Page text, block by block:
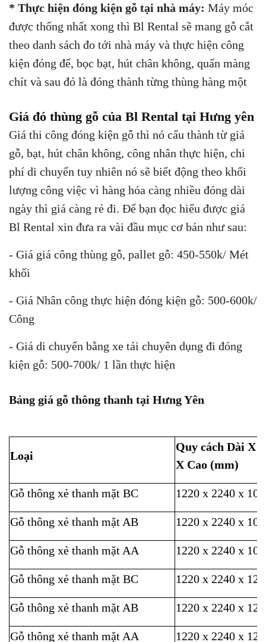
* Thực hiện đóng kiện gỗ tại nhà máy: Máy móc
được thống nhất xong thì Bl Rental sẽ mang gỗ cắt
theo danh sách đo tới nhà máy và thực hiện công
kiện đóng đế, bọc bạt, hút chân không, quấn màng
chít và sau đó là đóng thành từng thùng hàng một
Giá đó thùng gỗ của Bl Rental tại Hưng yên
Giá thi công đóng kiện gỗ thì nó cấu thành từ giá
gỗ, bạt, hút chân không, công nhân thực hiện, chi
phí di chuyển tuy nhiên nó sẽ biết động theo khối
lượng công việc vì hàng hóa càng nhiều đóng dài
ngày thì giá càng rẻ đi. Để bạn đọc hiểu được giá
Bl Rental xin đưa ra vài đầu mục cơ bản như sau:
- Giá giá công thùng gỗ, pallet gỗ: 450-550k/ Mét
khối
- Giá Nhân công thực hiện đóng kiện gỗ: 500-600k/
Công
- Giá di chuyển bằng xe tải chuyên dụng đi đóng
kiện gỗ: 500-700k/ 1 lần thực hiện
Bảng giá gỗ thông thanh tại Hưng Yên
Loại
Quy cách Dài X
X Cao (mm)
Gỗ thông xẻ thanh mặt BC 1220 x 2240 x 10
Gỗ thông xẻ thanh mặt AB 1220 x 2240 x 10
Gỗ thông xẻ thanh mặt AA 1220 x 2240 x 10
Gỗ thông xẻ thanh mặt BC 1220 x 2240 x 12
Gỗ thông xẻ thanh mặt AB 1220 x 2240 x 12
Gỗ thông xẻ thanh mặt AA 1220 x 2240 x 12